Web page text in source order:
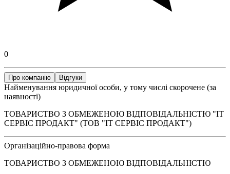
0
Про компанію Відгуки
Найменування юридичної особи, у тому числі скорочене (за
наявності)
ТОВАРИСТВО З ОБМЕЖЕНОЮ ВІДПОВІДАЛЬНІСТЮ "ІТ
СЕРВІС ПРОДАКТ" (ТОВ "ІТ СЕРВІС ПРОДАКТ")
Організаційно-правова форма
ТОВАРИСТВО З ОБМЕЖЕНОЮ ВІДПОВІДАЛЬНІСТЮ